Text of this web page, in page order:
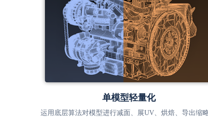
单模型轻量化
运用底层算法对模型进行减面、展UV、烘焙、导出缩